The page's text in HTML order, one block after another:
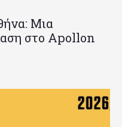
Μια
στο Apollon